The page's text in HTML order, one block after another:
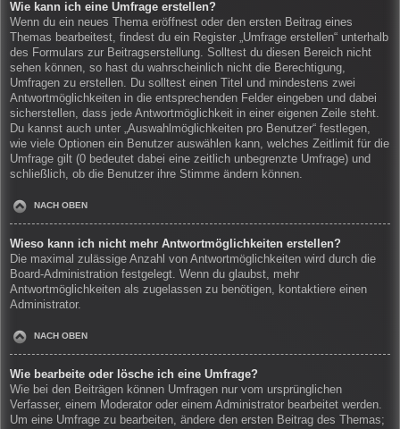
Wie kann ich eine Umfrage erstellen?
Wenn du ein neues Thema eröffnest oder den ersten Beitrag eines
Themas bearbeitest, findest du ein Register „Umfrage erstellen“ unterhalb
des Formulars zur Beitragserstellung. Solltest du diesen Bereich nicht
sehen können, so hast du wahrscheinlich nicht die Berechtigung,
Umfragen zu erstellen. Du solltest einen Titel und mindestens zwei
Antwortmöglichkeiten in die entsprechenden Felder eingeben und dabei
sicherstellen, dass jede Antwortmöglichkeit in einer eigenen Zeile steht.
Du kannst auch unter „Auswahlmöglichkeiten pro Benutzer“ festlegen,
wie viele Optionen ein Benutzer auswählen kann, welches Zeitlimit für die
Umfrage gilt (0 bedeutet dabei eine zeitlich unbegrenzte Umfrage) und
schließlich, ob die Benutzer ihre Stimme ändern können.
NACH OBEN
Wieso kann ich nicht mehr Antwortmöglichkeiten erstellen?
Die maximal zulässige Anzahl von Antwortmöglichkeiten wird durch die
Board-Administration festgelegt. Wenn du glaubst, mehr
Antwortmöglichkeiten als zugelassen zu benötigen, kontaktiere einen
Administrator.
NACH OBEN
Wie bearbeite oder lösche ich eine Umfrage?
Wie bei den Beiträgen können Umfragen nur vom ursprünglichen
Verfasser, einem Moderator oder einem Administrator bearbeitet werden.
Um eine Umfrage zu bearbeiten, ändere den ersten Beitrag des Themas;